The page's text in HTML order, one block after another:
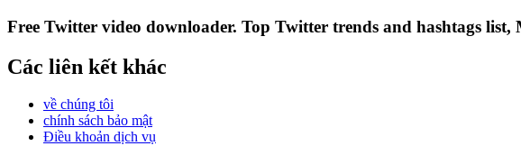
Free Twitter video downloader. Top Twitter trends and hashtags
Các liên kết khác
về chúng tôi
chính sách bảo mật
Điều khoản dịch vụ